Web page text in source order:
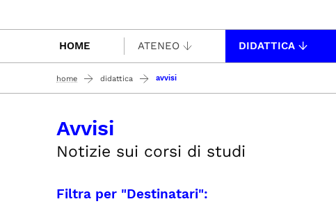
HOME ATENEO DIDATTICA
home didattica avvisi
Avvisi
Notizie sui corsi di studi
Filtra per "Destinatari":